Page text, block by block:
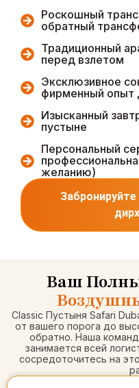
Роскошный
обратный
Традиционный
перед взлетом
Эксклюзивное
фирменный опыт
Изысканный
пустыне
Персональный
желанию)
Ваш
Classic Пустыня Safari
от вашего порога до
обратно. Наша
занимается всей
сосредоточитесь на